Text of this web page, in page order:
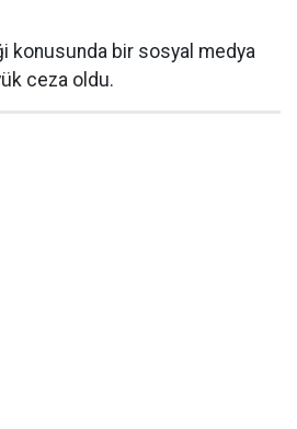
konusunda bir sosyal medya
ceza oldu.